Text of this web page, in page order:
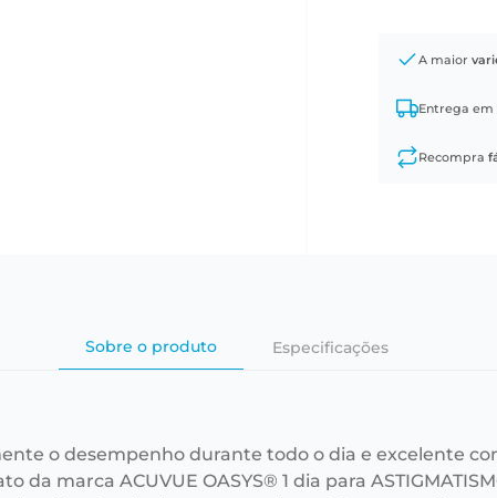
A maior
Entrega em
Recompra
Sobre o produto Especificações
o desempenho durante todo o dia e excelente
da marca ACUVUE OASYS® 1 dia para